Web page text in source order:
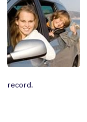
record.